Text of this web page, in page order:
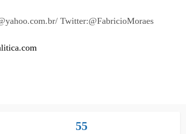
Twitter:@FabricioMoraes
55